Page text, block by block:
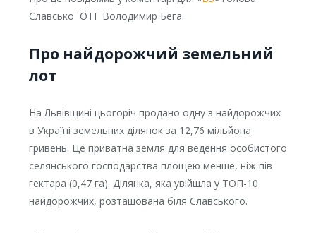
Славської ОТГ Володимир Бега.
Про найдорожчий земельний
лот
На Львівщині цьогоріч продано одну з найдорожчих
в Україні земельних ділянок за 12,76 мільйона
гривень. Це приватна земля для ведення особистого
селянського господарства площею менше, ніж пів
гектара (0,47 га). Ділянка, яка увійшла у ТОП-10
найдорожчих, розташована біля Славського.